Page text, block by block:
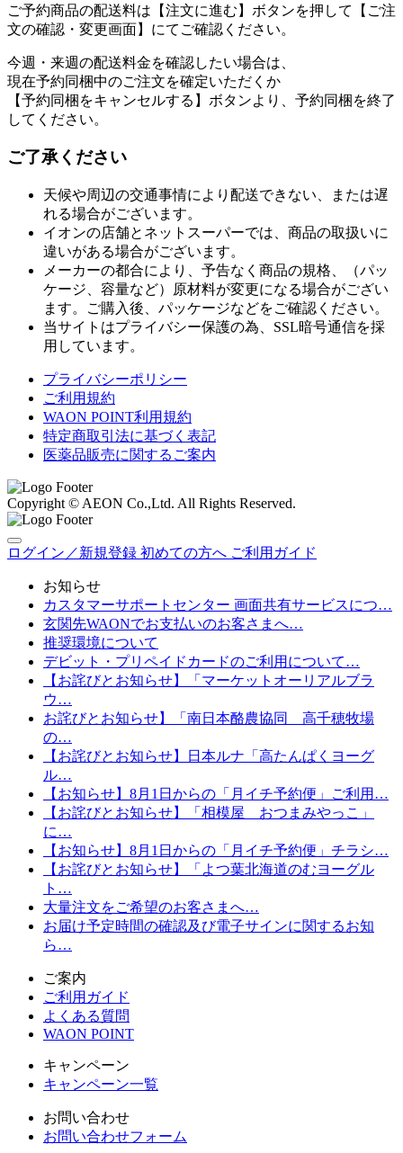
ご予約商品の配送料は【注文に進む】ボタンを押して【ご注
文の確認・変更画面】にてご確認ください。
今週・来週の配送料金を確認したい場合は、
現在予約同梱中のご注文を確定いただくか
【予約同梱をキャンセルする】ボタンより、予約同梱を終了
してください。
ご了承ください
天候や周辺の交通事情により配送できない、または遅
れる場合がございます。
イオンの店舗とネットスーパーでは、商品の取扱いに
違いがある場合がございます。
メーカーの都合により、予告なく商品の規格、（パッ
ケージ、容量など）原材料が変更になる場合がござい
ます。ご購入後、パッケージなどをご確認ください。
当サイトはプライバシー保護の為、SSL暗号通信を採
用しています。
プライバシーポリシー
ご利用規約
WAON POINT利用規約
特定商取引法に基づく表記
医薬品販売に関するご案内
Copyright © AEON Co.,Ltd. All Rights Reserved.
ログイン／新規登録 初めての方へ ご利用ガイド
お知らせ
カスタマーサポートセンター 画面共有サービスにつ…
玄関先WAONでお支払いのお客さまへ…
推奨環境について
デビット・プリペイドカードのご利用について…
【お詫びとお知らせ】「マーケットオーリアルブラ
ウ…
お詫びとお知らせ】「南日本酪農協同 高千穂牧場
の…
【お詫びとお知らせ】日本ルナ「高たんぱくヨーグ
ル…
【お知らせ】8月1日からの「月イチ予約便」ご利用…
【お詫びとお知らせ】「相模屋 おつまみやっこ」
に…
【お知らせ】8月1日からの「月イチ予約便」チラシ…
【お詫びとお知らせ】「よつ葉北海道のむヨーグル
ト…
大量注文をご希望のお客さまへ…
お届け予定時間の確認及び電子サインに関するお知
ら…
ご案内
ご利用ガイド
よくある質問
WAON POINT
キャンペーン
キャンペーン一覧
お問い合わせ
お問い合わせフォーム